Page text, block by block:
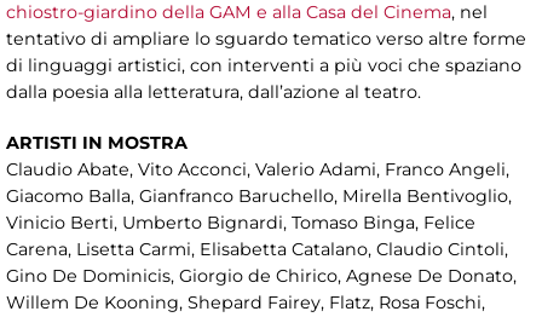
chiostro-giardino della GAM e alla Casa del Cinema, nel
tentativo di ampliare lo sguardo tematico verso altre forme
di linguaggi artistici, con interventi a più voci che spaziano
dalla poesia alla letteratura, dall’azione al teatro.
ARTISTI IN MOSTRA
Claudio Abate, Vito Acconci, Valerio Adami, Franco Angeli,
Giacomo Balla, Gianfranco Baruchello, Mirella Bentivoglio,
Vinicio Berti, Umberto Bignardi, Tomaso Binga, Felice
Carena, Lisetta Carmi, Elisabetta Catalano, Claudio Cintoli,
Gino De Dominicis, Giorgio de Chirico, Agnese De Donato,
Willem De Kooning, Shepard Fairey, Flatz, Rosa Foschi,